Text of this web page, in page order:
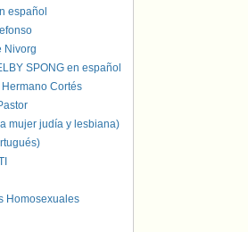
español
Nivorg
SPONG en español
Cortés
mujer judía y lesbiana)
Homosexuales